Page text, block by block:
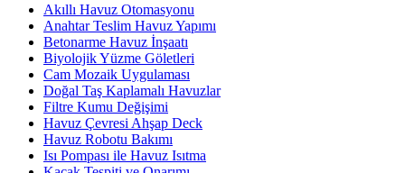
Akıllı Havuz Otomasyonu
Anahtar Teslim Havuz Yapımı
Betonarme Havuz İnşaatı
Biyolojik Yüzme Göletleri
Cam Mozaik Uygulaması
Doğal Taş Kaplamalı Havuzlar
Filtre Kumu Değişimi
Havuz Çevresi Ahşap Deck
Havuz Robotu Bakımı
Isı Pompası ile Havuz Isıtma